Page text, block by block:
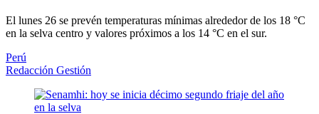
El lunes 26 se prevén temperaturas mínimas alrededor de los 18 °C
en la selva centro y valores próximos a los 14 °C en el sur.
Perú
Redacción Gestión